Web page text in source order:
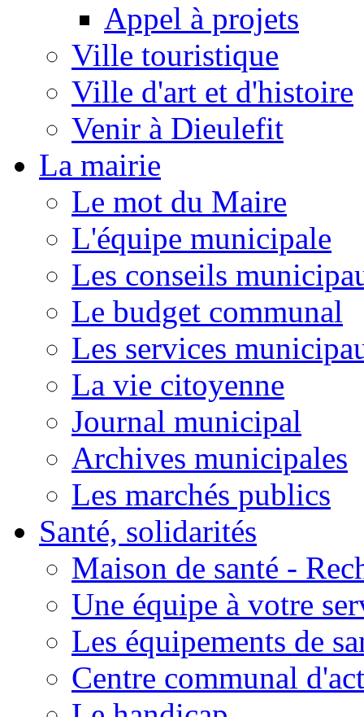
Appel à projets
Ville touristique
Ville d'art et d'histoire
Venir à Dieulefit
La mairie
Le mot du Maire
L'équipe municipale
Les conseils
Le budget communal
Les services
La vie citoyenne
Journal municipal
Archives municipales
Les marchés publics
Santé, solidarités
Maison de santé -
Une équipe à votre
Les équipements de
Centre communal